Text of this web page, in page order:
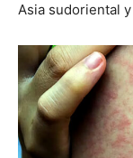
Asia sudoriental